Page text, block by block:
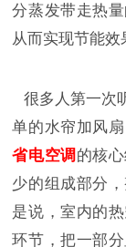
分蒸发带走热
从而实现节能效
很多人第一次
单的水帘加风
省电空调 的核
少的组成部分
是说，室内的
环节，把一部